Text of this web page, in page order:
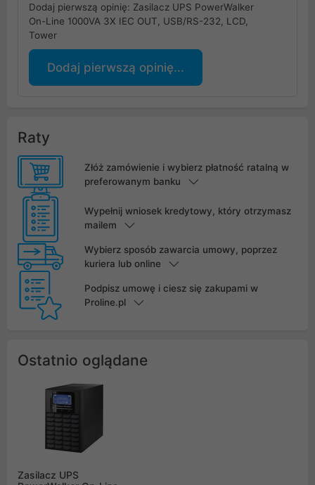
Dodaj pierwszą opinię: Zasilacz UPS PowerWalker
On-Line 1000VA 3X IEC OUT, USB/RS-232, LCD,
Tower
Dodaj pierwszą opinię...
Raty
Złóż zamówienie i wybierz płatność ratalną w
preferowanym banku
Wypełnij wniosek kredytowy, który otrzymasz
mailem
Wybierz sposób zawarcia umowy, poprzez
kuriera lub online
Podpisz umowę i ciesz się zakupami w
Proline.pl
Ostatnio oglądane
Zasilacz UPS